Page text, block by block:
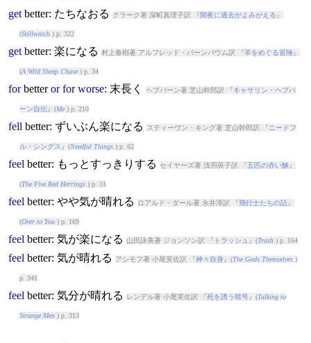
get better: たちなおる クラーク著 深町真理子訳 『闇夜に過去がよみがえる 』
(Stillwatch) p. 322
get better: 楽になる 村上春樹著 アルフレッド・バーンバウム訳 『羊をめぐる冒険』
(A Wild Sheep Chase) p. 34
for better or for worse: 末長く ヘプバーン著 芝山幹郎訳 『キャサリン・ヘプバ
ーン自伝』(Me) p. 210
fell better: ずいぶん楽になる スティーヴン・キング著 芝山幹郎訳 『 ニードフ
ル・シングス 』(Needful Things) p. 62
feel better: もっとすっきりする セイヤーズ著 浅羽莢子訳 『五匹の赤い鰊 』
(The Five Red Herrings) p. 31
feel better: やや気が晴れる ロアルド・ダール著 永井淳訳 『飛行士たちの話』
(Over to You) p. 169
feel better: 気が楽になる 山田詠美著 ジョンソン訳 『 トラッシュ 』(Trash) p. 164
feel better: 気が晴れる アシモフ著 小尾芙佐訳 『神々自身』(The Gods Themselves)
p. 341
feel better: 気分が晴れる レンデル著 小尾芙佐訳 『死を誘う暗号』(Talking to
Strange Men) p. 313